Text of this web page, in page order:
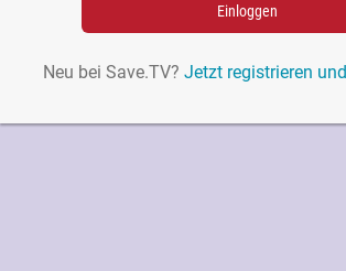
Einloggen
Neu bei Save.TV? Jetzt registrieren